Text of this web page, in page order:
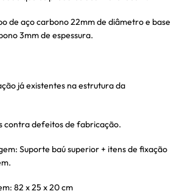
de aço carbono 22mm de diâmetro e base
3mm de espessura.
já existentes na estrutura da
contra defeitos de fabricação.
Suporte baú superior + itens de fixação
82 x 25 x 20 cm